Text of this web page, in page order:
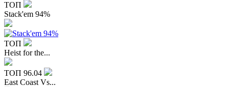
ТОП
Stack'em 94%
ТОП
Heist for the...
ТОП 96.04
East Coast Vs...